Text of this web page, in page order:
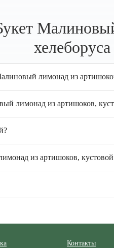
лимонад из
лимонад из артишоков,
из артишоков,
Контакты